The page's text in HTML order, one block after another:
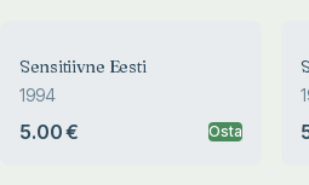
Sensitiivne Eesti
1994
5.00 € Osta